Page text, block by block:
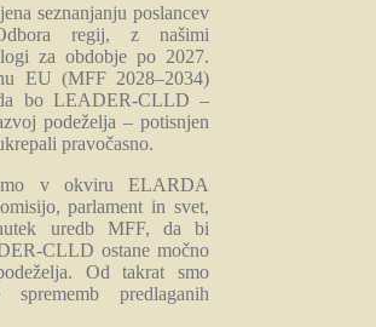
seznanjanju poslancev
regij, z našimi
za obdobje po 2027.
EU (MFF 2028–2034)
bo LEADER-CLLD –
podeželja – potisnjen
pravočasno.
v okviru ELARDA
parlament in svet,
uredb MFF, da bi
CLLD ostane močno
Od takrat smo
predlaganih